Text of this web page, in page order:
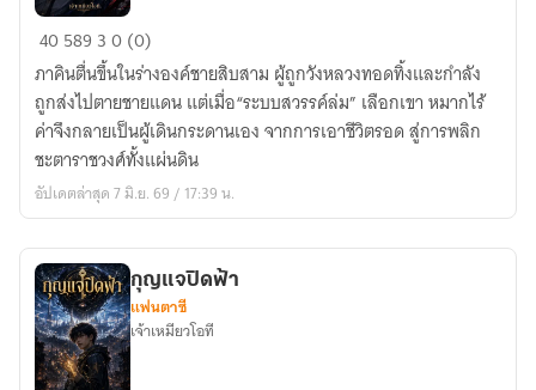
ที่สุด
ใต้
หล้า
ทะลุ
มิติ
มา
เป็น
องค์
ชาย
สิบ
ผู้
ปลด
ล็อก
ระบบ
สวรรค์
40589 30 (0)
ภาคินตื่นขึ้นในร่างองค์ชายสิบสาม ผู้ถูกวังหลวงทอดทิ้งและกำลัง
ถูกส่งไปตายชายแดน แต่เมื่อ“ระบบสวรรค์ล่ม” เลือกเขา หมากไร้
ค่าจึงกลายเป็นผู้เดินกระดานเอง จากการเอาชีวิตรอด สู่การพลิก
ชะตาราชวงศ์ทั้งแผ่นดิน
อัปเดตล่าสุด 7 มิ.ย. 69 / 17:39 น.
กุญแจปิดฟ้า
แฟนตาซี
เจ้าเหมียวโอที